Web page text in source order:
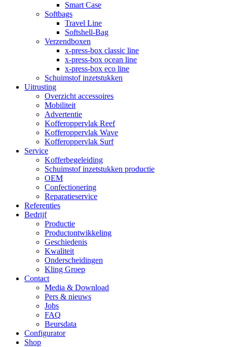
Smart Case
Softbags
Travel Line
Softshell-Bag
Verzendboxen
x-press-box classic line
x-press-box ocean line
x-press-box eco line
Schuimstof inzetstukken
Uitrusting
Overzicht accessoires
Mobiliteit
Advertentie
Kofferoppervlak Reef
Kofferoppervlak Wave
Kofferoppervlak Surf
Service
Kofferbegeleiding
Schuimstof inzetstukken productie
OEM
Confectionering
Reparatieservice
Referenties
Bedrijf
Productie
Productontwikkeling
Geschiedenis
Kwaliteit
Onderscheidingen
Kling Groep
Contact
Media & Download
Pers & nieuws
Jobs
FAQ
Beursdata
Configurator
Shop